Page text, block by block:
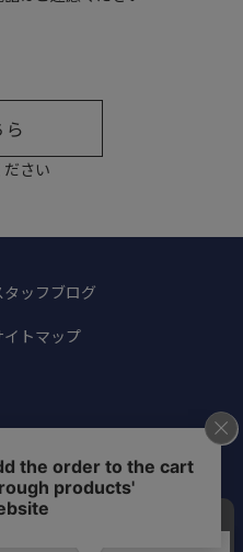
さい
タッフブログ
イトマップ